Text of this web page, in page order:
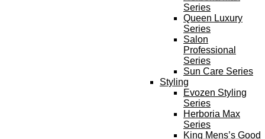
Series
Queen Luxury
Series
Salon
Professional
Series
Sun Care Series
Styling
Evozen Styling
Series
Herboria Max
Series
King Mens’s Good